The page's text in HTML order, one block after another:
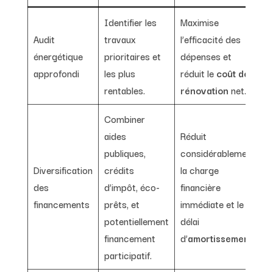
Audit
énergétique
approfondi
Identifier les
travaux
prioritaires et
les plus
rentables.
Maximise
l’efficacité des
dépenses et
réduit le coût de
rénovation net.
Diversification
des
financements
Combiner
aides
publiques,
crédits
d’impôt, éco-
prêts, et
potentiellement
financement
participatif.
Réduit
considérablement
la charge
financière
immédiate et le
délai
d’amortissement